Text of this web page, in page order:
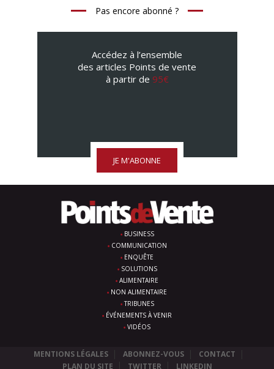
Pas encore abonné ?
Accédez à l’ensemble
des articles Points de vente
à partir de 95€
JE M'ABONNE
BUSINESS
COMMUNICATION
ENQUÊTE
SOLUTIONS
ALIMENTAIRE
NON ALIMENTAIRE
TRIBUNES
ÉVÉNEMENTS À VENIR
VIDÉOS
MENTIONS LÉGALES ABONNEZ-VOUS
CONTACT
PLAN DU SITE
TWITTER LINKEDIN